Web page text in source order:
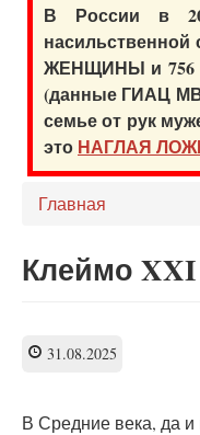
В России в
насильственной
ЖЕНЩИНЫ и 756
(данные ГИАЦ
семье от рук
это НАГЛАЯ
Главная
Клеймо
31.08.2025
В Средние века, да и